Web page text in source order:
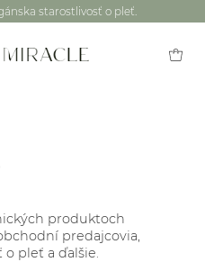
starostlivosť o pleť.
produktoch
predajcovia,
pleť a ďalšie.